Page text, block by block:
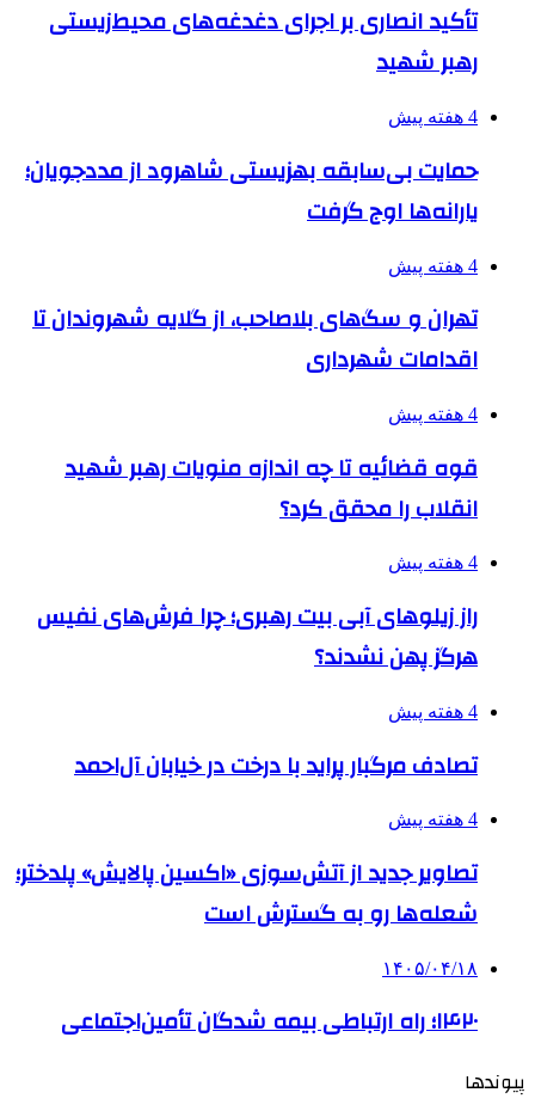
تأکید انصاری بر اجرای دغدغه‌های محیط‌زیستی
رهبر شهید
4 هفته پیش
حمایت بی‌سابقه بهزیستی شاهرود از مددجویان؛
یارانه‌ها اوج گرفت
4 هفته پیش
تهران و سگ‌های بلاصاحب، از گلایه شهروندان تا
اقدامات شهرداری
4 هفته پیش
قوه قضائیه تا چه اندازه منویات رهبر شهید
انقلاب را محقق کرد؟
4 هفته پیش
راز زیلوهای آبی بیت رهبری؛ چرا فرش‌های نفیس
هرگز پهن نشدند؟
4 هفته پیش
تصادف مرگبار پراید با درخت در خیابان آل‌احمد
4 هفته پیش
تصاویر جدید از آتش‌سوزی «اکسین پالایش» پلدختر؛
شعله‌ها رو به گسترش است
۱۴۰۵/۰۴/۱۸
۱۴۲۰؛ راه ارتباطی بیمه شدگان تأمین‌اجتماعی
پیوندها